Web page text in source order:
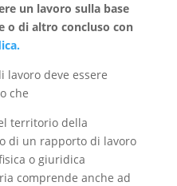
un lavoro sulla base
o di altro concluso con
lavoro deve essere
che
territorio della
di un rapporto di lavoro
o giuridica
comprende anche ad